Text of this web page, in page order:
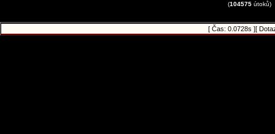
(104575 útoků)
[ Čas: 0.0728s ][